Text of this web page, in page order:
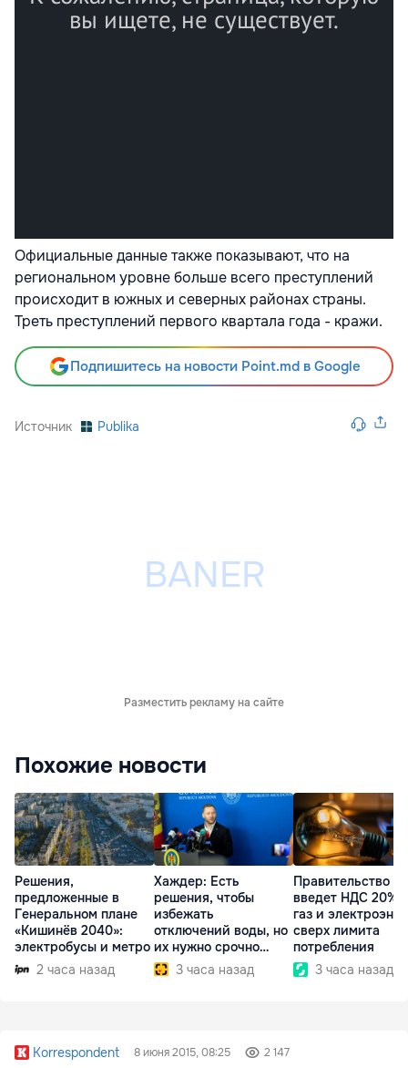
Официальные данные также показывают, что на
региональном уровне больше всего преступлений
происходит в южных и северных районах страны.
Треть преступлений первого квартала года - кражи.
Подпишитесь на новости Point.md в Google
Источник Publika
Разместить рекламу на сайте
Похожие новости
Решения,
предложенные в
Генеральном плане
«Кишинёв 2040»:
электробусы и метро
2 часа назад
Хаждер: Есть
решения, чтобы
избежать
отключений воды, но
их нужно срочно
внедрить
3 часа назад
Правительство
введет НДС 20%
газ и
сверх лимита
потребления
3 часа назад
Korrespondent 8 июня 2015, 08:25 2 147